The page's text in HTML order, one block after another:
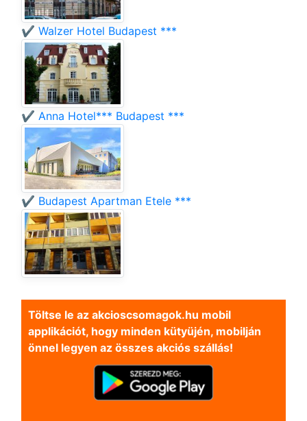
✔️ Walzer Hotel Budapest ***
✔️ Anna Hotel*** Budapest ***
✔️ Budapest Apartman Etele ***
Töltse le az akcioscsomagok.hu mobil
applikációt, hogy minden kütyüjén, mobilján
önnel legyen az összes akciós szállás!